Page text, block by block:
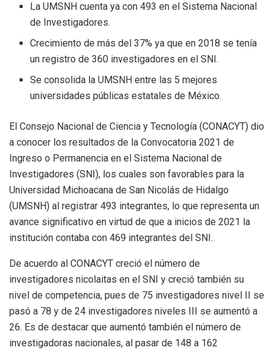
La UMSNH cuenta ya con 493 en el Sistema Nacional
de Investigadores.
Crecimiento de más del 37% ya que en 2018 se tenía
un registro de 360 investigadores en el SNI.
Se consolida la UMSNH entre las 5 mejores
universidades públicas estatales de México.
El Consejo Nacional de Ciencia y Tecnología (CONACYT) dio
a conocer los resultados de la Convocatoria 2021 de
Ingreso o Permanencia en el Sistema Nacional de
Investigadores (SNI), los cuales son favorables para la
Universidad Michoacana de San Nicolás de Hidalgo
(UMSNH) al registrar 493 integrantes, lo que representa un
avance significativo en virtud de que a inicios de 2021 la
institución contaba con 469 integrantes del SNI.
De acuerdo al CONACYT creció el número de
investigadores nicolaitas en el SNI y creció también su
nivel de competencia, pues de 75 investigadores nivel II se
pasó a 78 y de 24 investigadores niveles III se aumentó a
26. Es de destacar que aumentó también el número de
investigadoras nacionales, al pasar de 148 a 162